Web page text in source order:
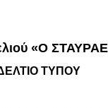
«Ο
ΤΥΠΟΥ